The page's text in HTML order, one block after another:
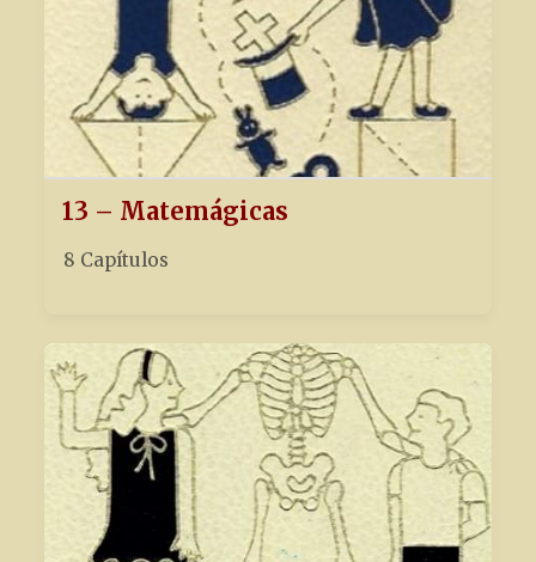
13 – Matemágicas
8 Capítulos